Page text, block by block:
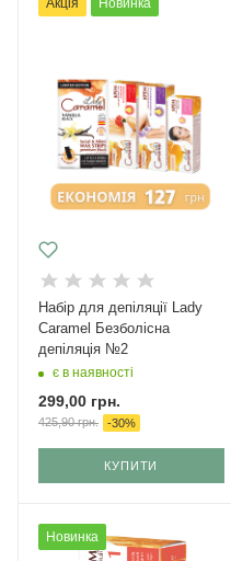
Акція Новинка
Набір для депіляції Lady
Caramel Безболісна
депіляція №2
є в наявності
299,00 грн.
425,90грн. -30%
КУПИТИ
Новинка